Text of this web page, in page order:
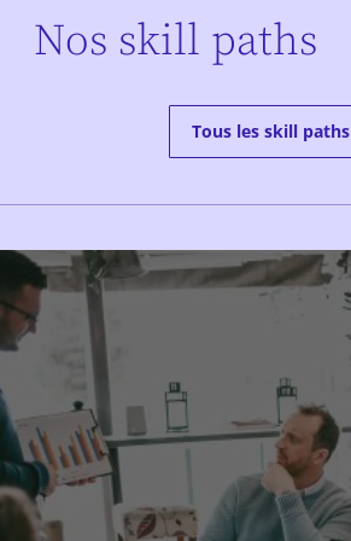
Nos skill paths
Tous les skill paths